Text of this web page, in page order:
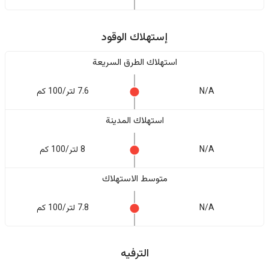
إستهلاك الوقود
استهلاك الطرق السريعة
N/A 7.6 لتر/100 كم
استهلاك المدينة
N/A 8 لتر/100 كم
متوسط الاستهلاك
N/A 7.8 لتر/100 كم
الترفيه